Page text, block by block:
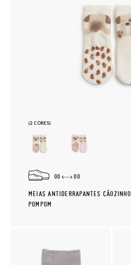
(2 CORES)
00 00
MEIAS ANTIDERRAPANTES CÃOZINHO
POMPOM